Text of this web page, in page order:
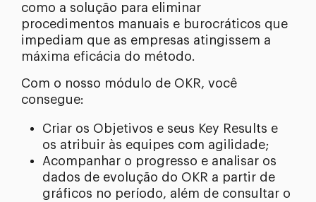
como a solução para eliminar
procedimentos manuais e burocráticos que
impediam que as empresas atingissem a
máxima eficácia do método.
Com o nosso módulo de OKR, você
consegue:
Criar os Objetivos e seus Key Results e
os atribuir às equipes com agilidade;
Acompanhar o progresso e analisar os
dados de evolução do OKR a partir de
gráficos no período, além de consultar o